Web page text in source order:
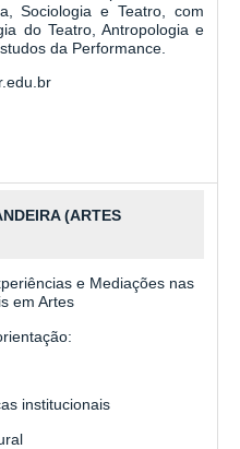
Sociologia e Teatro, com
do Teatro, Antropologia e
da Performance.
(ARTES
e Mediações nas
em Artes
institucionais